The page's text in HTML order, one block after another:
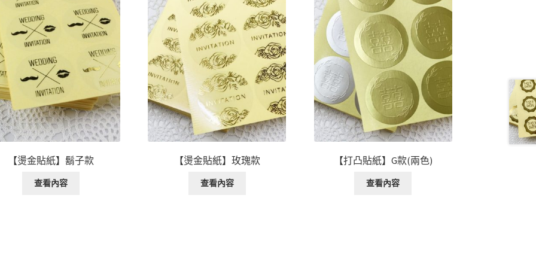
【燙金貼紙】鬍子款
查看內容
【燙金貼紙】玫瑰款
查看內容
【打凸貼紙】G款(兩色)
查看內容